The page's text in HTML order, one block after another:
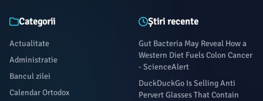
Categorii
Actualitate
Administratie
Bancul zilei
Calendar Ortodox
Știri recente
Gut Bacteria May Reveal How a
Western Diet Fuels Colon Cancer
- ScienceAlert
DuckDuckGo Is Selling Anti
Pervert Glasses That Contain